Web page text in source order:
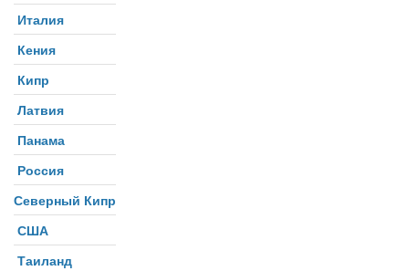
Италия
Кения
Кипр
Латвия
Панама
Россия
Северный Кипр
США
Таиланд